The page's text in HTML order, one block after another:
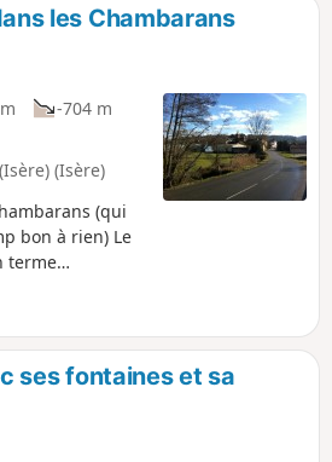
les Chambarans
-704 m
(Isère)
(qui
bon à rien) Le
terme
inculte, dont la
des bois,
Beaudille.
des
par les
ses fontaines et sa